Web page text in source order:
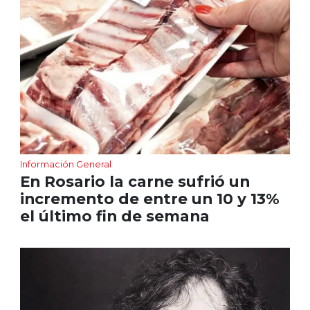
Información General
En Rosario la carne sufrió un
incremento de entre un 10 y 13%
el último fin de semana